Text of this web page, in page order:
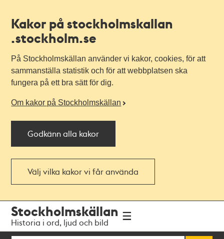
Kakor på stockholmskallan
.stockholm.se
På Stockholmskällan använder vi kakor, cookies, för att
sammanställa statistik och för att webbplatsen ska
fungera på ett bra sätt för dig.
Om kakor på Stockholmskällan
Godkänn alla kakor
Välj vilka kakor vi får använda
navigationen
huvudinnehållet
Stockholmskällan
Historia i ord, ljud och bild